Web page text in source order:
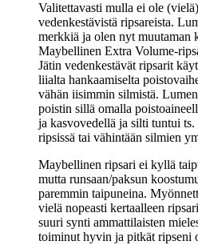
Valitettavasti mulla ei ole
vedenkestävistä ripsareista.
merkkiä ja olen nyt muutaman
Maybellinen Extra Volume-
Jätin vedenkestävät ripsarit
liialta hankaamiselta
vähän iisimmin silmistä.
poistin sillä omalla
ja kasvovedellä ja silti tuntui
ripsissä tai vähintään silmien
Maybellinen ripsari ei kyllä
mutta runsaan/paksun
paremmin taipuneina.
vielä nopeasti kertaalleen
suuri synti ammattilaisten
toiminut hyvin ja pitkät ripseni